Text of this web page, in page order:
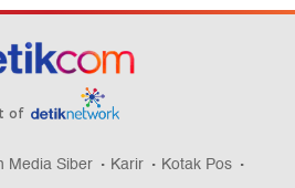
of
Media Siber Karir
Kotak Pos